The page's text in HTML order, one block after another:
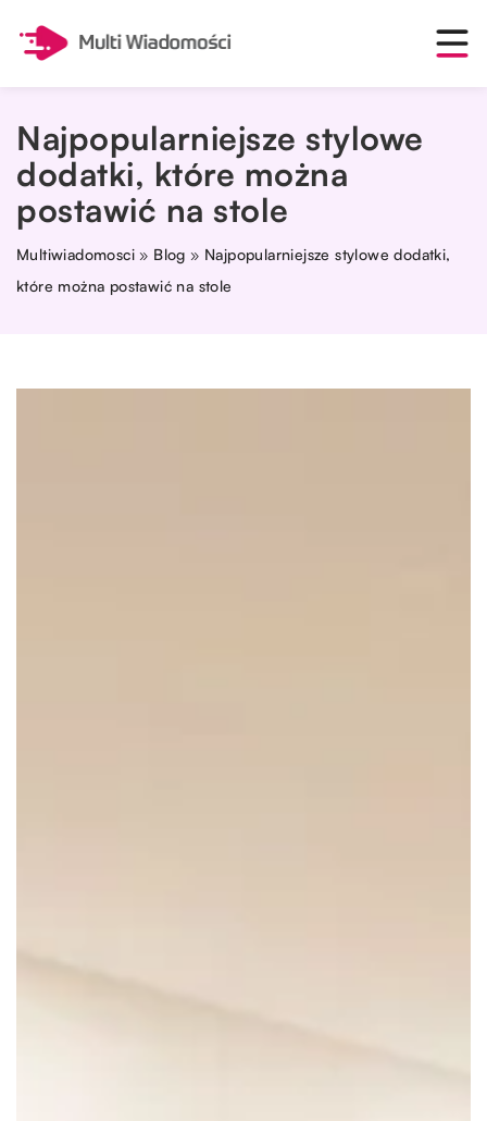
Najpopularniejsze stylowe
dodatki, które można
postawić na stole
Multiwiadomosci » Blog » Najpopularniejsze stylowe dodatki,
które można postawić na stole